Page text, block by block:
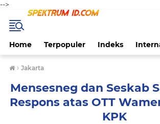
-->
Home Terpopuler Indeks
› Jakarta
Mensesneg dan Seskab
Respons atas OTT
KPK